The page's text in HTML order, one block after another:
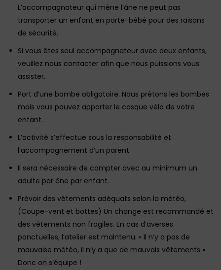
L’accompagnateur qui mène l’âne ne peut pas
transporter un enfant en porte-bébé pour des raisons
de sécurité.
Si vous êtes seul accompagnateur avec deux enfants,
veuillez nous contacter afin que nous puissions vous
assister.
Port d’une bombe obligatoire. Nous prêtons les bombes
mais vous pouvez apporter le casque vélo de votre
enfant.
L’activité s’effectue sous la responsabilité et
l’accompagnement d’un parent.
Il sera nécessaire de compter avec au minimum un
adulte par âne par enfant.
Prévoir des vêtements adéquats selon la météo,
(Coupe-vent et bottes) Un change est recommandé et
des vêtements non fragiles. En cas d’averses
ponctuelles, l’atelier est maintenu. « Il n’y a pas de
mauvaise météo, il n’y a que de mauvais vêtements ».
Donc on s’équipe !